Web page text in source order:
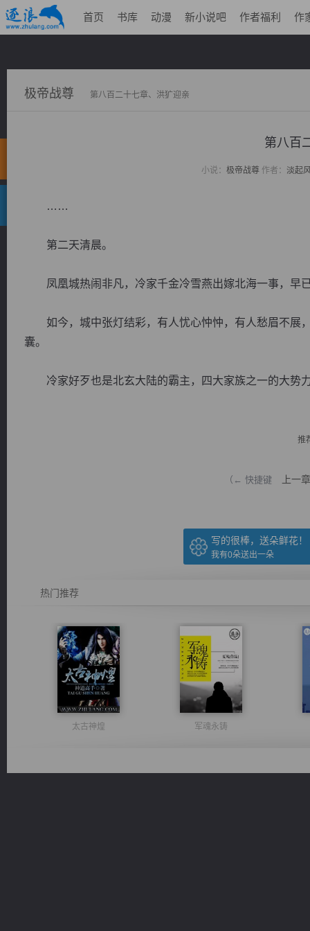
首页 书库 动漫 新小说吧 作者福利 作
极帝战尊 第八百二十七章、洪犷迎亲
第八百
小说： 极帝战尊作者： 淡起
……
第二天清晨。
凤凰城热闹非凡，冷家千金冷雪燕出嫁北海一事，早
如今，城中张灯结彩，有人忧心忡忡，有人愁眉不展
囊。
冷家好歹也是北玄大陆的霸主，四大家族之一的大势
推
（← 快捷键 上一章
写的很棒，送朵鲜花！
我有0朵送出一朵
热门推荐
太古神煌 军魂永铸